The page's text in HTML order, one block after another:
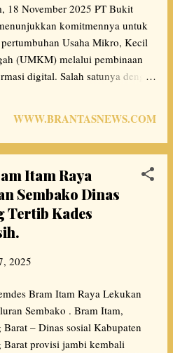
PTBA, menegaskan bahwa
merupakan hasil dari visi jangka
"Kami percaya bahwa
industri terletak pada
Penghargaan ini adalah bukti
yang sejalan dengan standar
18 November 2025 PT Bukit
komitmennya untuk
Usaha Mikro, Kecil
(UMKM) melalui pembinaan
digital. Salah satunya dengan
Weny Yuliastuti, Micro & Small
Section Head PTBA,
perusahaan dalam
masyarakat sekitar. Program
merupakan inisiatif berkelanjutan
sektor ekonomi
nilai jual tinggi, serta membuka
ini, peserta dilatih mengolah
seperti pipe cleaner (kawat
beragam hiasan cantik yang
ekonomi,” jelasnya. Pelatihan
WWW.BRANTASNEWS.COM
Itam Raya
Sembako Dinas
Tertib Kades
2025
Bram Itam Raya Lekukan
Sembako . Bram Itam,
Barat – Dinas sosial Kabupaten
Barat provisi jambi kembali